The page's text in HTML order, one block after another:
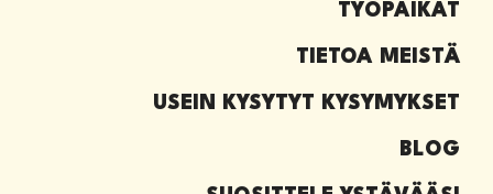
TYÖPAIKAT
TIETOA MEISTÄ
USEIN KYSYTYT KYSYMYKSET
BLOG